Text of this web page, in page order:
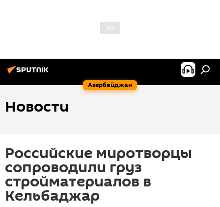
Азербайджан
Новости
Российские миротворцы
сопроводили груз
стройматериалов в
Кельбаджар